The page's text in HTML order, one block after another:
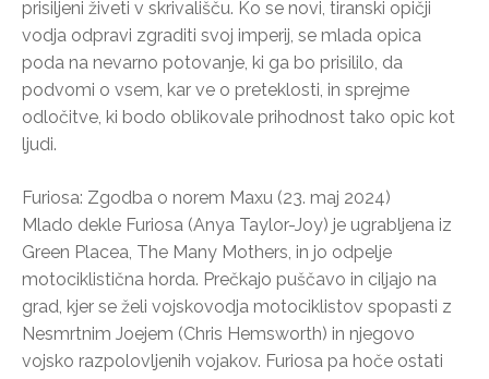
prisiljeni živeti v skrivališču. Ko se novi, tiranski opičji
vodja odpravi zgraditi svoj imperij, se mlada opica
poda na nevarno potovanje, ki ga bo prisililo, da
podvomi o vsem, kar ve o preteklosti, in sprejme
odločitve, ki bodo oblikovale prihodnost tako opic kot
ljudi.
Furiosa: Zgodba o norem Maxu (23. maj 2024)
Mlado dekle Furiosa (Anya Taylor-Joy) je ugrabljena iz
Green Placea, The Many Mothers, in jo odpelje
motociklistična horda. Prečkajo puščavo in ciljajo na
grad, kjer se želi vojskovodja motociklistov spopasti z
Nesmrtnim Joejem (Chris Hemsworth) in njegovo
vojsko razpolovljenih vojakov. Furiosa pa hoče ostati